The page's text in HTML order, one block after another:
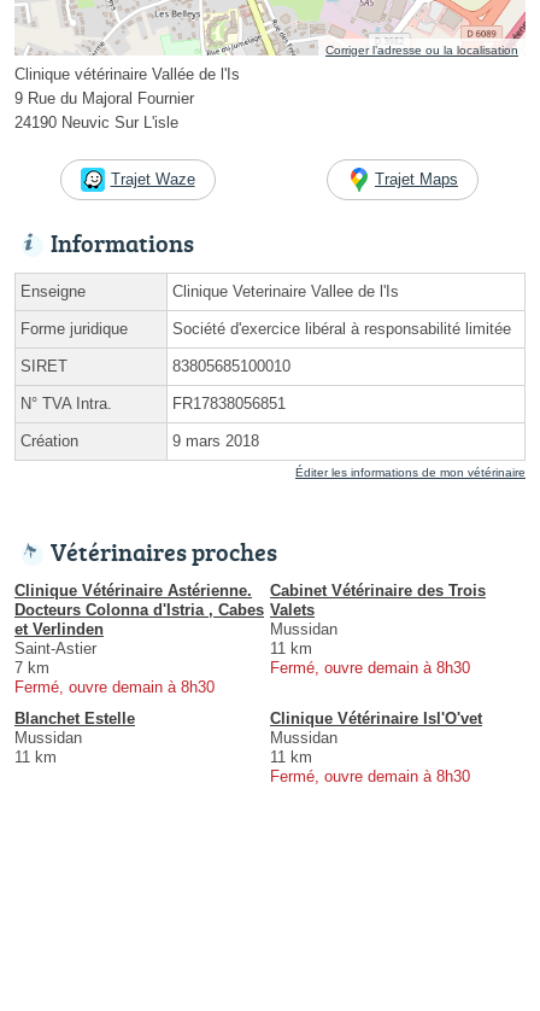
Corriger l’adresse ou la localisation
Clinique vétérinaire Vallée de l'Is
9 Rue du Majoral Fournier
24190 Neuvic Sur L'isle
Trajet Waze Trajet Maps
Informations
Enseigne Clinique Veterinaire Vallee de l'Is
Forme juridique Société d'exercice libéral à responsabilité limitée
SIRET 83805685100010
N° TVA Intra. FR17838056851
Création 9 mars 2018
Éditer les informations de mon vétérinaire
Vétérinaires proches
Clinique Vétérinaire Astérienne.
Docteurs Colonna d'Istria , Cabes
et Verlinden
Saint-Astier
7 km
Fermé, ouvre demain à 8h30
Cabinet Vétérinaire des Trois
Valets
Mussidan
11 km
Fermé, ouvre demain à 8h30
Blanchet Estelle
Mussidan
11 km
Clinique Vétérinaire Isl'O'vet
Mussidan
11 km
Fermé, ouvre demain à 8h30